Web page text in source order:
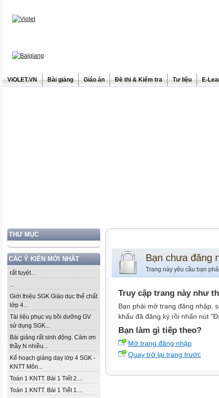
ViOLET.VN Bài giảng Giáo án Đề thi & Kiểm tra Tư liệu E-
THƯ MỤC
CÁC Ý KIẾN MỚI NHẤT
rất tuyệt...
...
Giới thiệu SGK Giáo dục thể chất
lớp 4...
Tài liệu phục vụ bồi dưỡng GV
sử dụng SGK...
Bài giảng rất sinh động. Cảm ơn
thầy N nhiều...
Kế hoạch giảng dạy lớp 4 SGK -
KNTT Môn...
Toán 1 KNTT. Bài 1 Tiết 2....
Toán 1 KNTT. Bài 1 Tiết 1....
Bạn chưa đăng
Trang này yêu cầu bạn
Truy cập trang này như
Bạn phải mở trang đăng nhập,
khẩu đã đăng ký rồi nhấn nút
Bạn làm gì tiếp theo?
Mở trang đăng nhập
Quay trở lại trang trước